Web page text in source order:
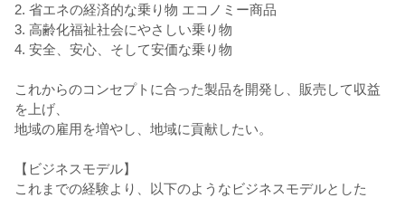
2. 省エネの経済的な乗り物 エコノミー商品
3. 高齢化福祉社会にやさしい乗り物
4. 安全、安心、そして安価な乗り物
これからのコンセプトに合った製品を開発し、販売して収益
を上げ、
地域の雇用を増やし、地域に貢献したい。
【ビジネスモデル】
これまでの経験より、以下のようなビジネスモデルとした